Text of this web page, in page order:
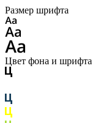
Размер шрифта
Цвет фона и шрифта